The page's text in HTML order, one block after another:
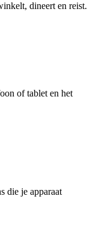
dineert en reist.
of tablet en het
die je apparaat